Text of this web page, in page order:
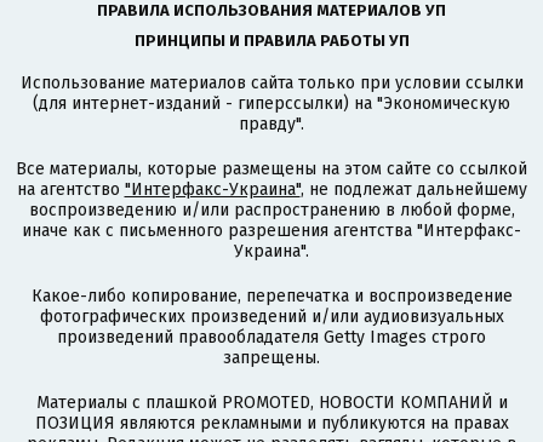
ПРАВИЛА ИСПОЛЬЗОВАНИЯ МАТЕРИАЛОВ УП
ПРИНЦИПЫ И ПРАВИЛА РАБОТЫ УП
Использование материалов сайта только при условии ссылки
(для интернет-изданий - гиперссылки) на "Экономическую
правду".
Все материалы, которые размещены на этом сайте со ссылкой
на агентство "Интерфакс-Украина", не подлежат дальнейшему
воспроизведению и/или распространению в любой форме,
иначе как с письменного разрешения агентства "Интерфакс-
Украина".
Какое-либо копирование, перепечатка и воспроизведение
фотографических произведений и/или аудиовизуальных
произведений правообладателя Getty Images строго
запрещены.
Материалы с плашкой PROMOTED, НОВОСТИ КОМПАНИЙ и
ПОЗИЦИЯ являются рекламными и публикуются на правах